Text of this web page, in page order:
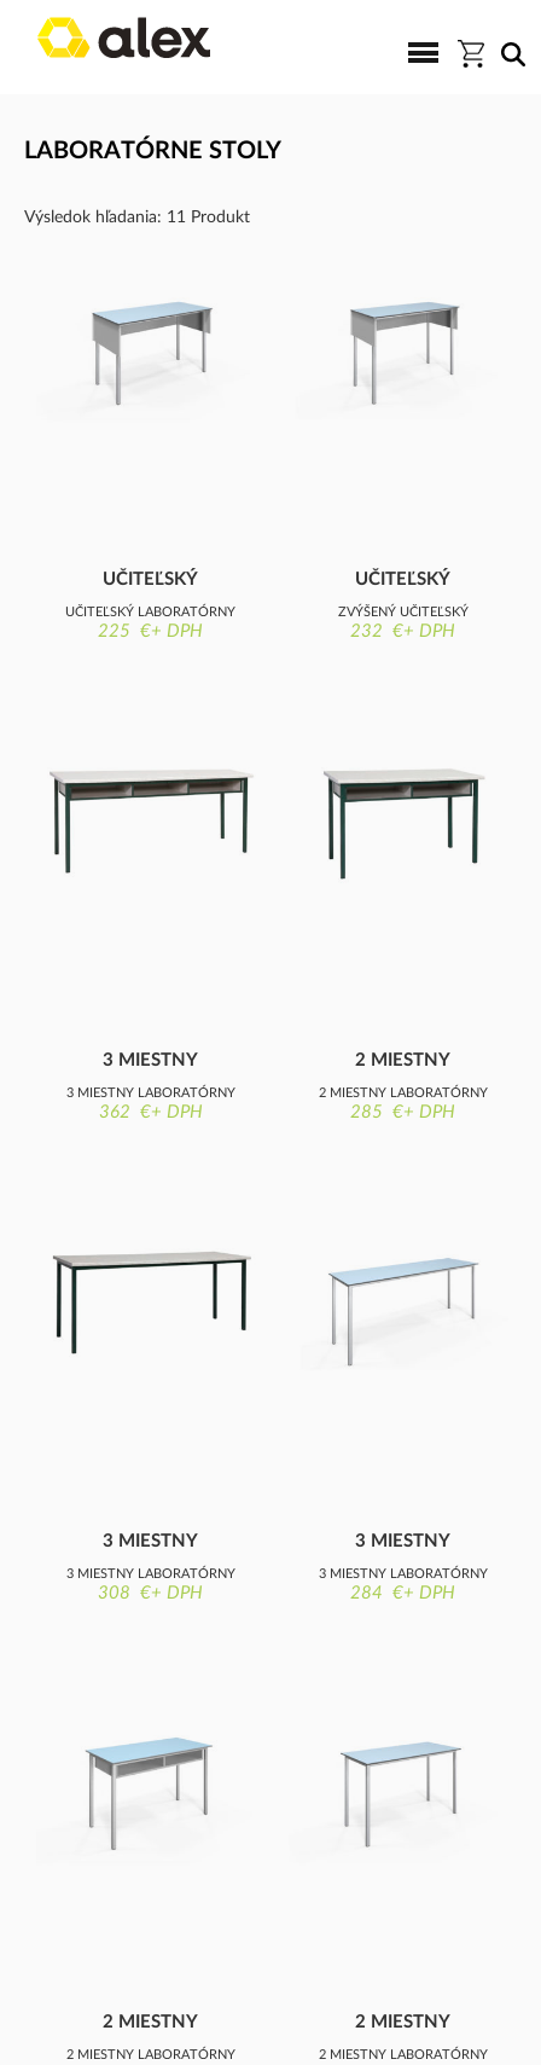
LABORATÓRNE STOLY
Výsledok hľadania: 11 Produkt
UČITEĽSKÝ
LABORATÓRNY
STÔL, HPL DOSKA
UČITEĽSKÝ LABORATÓRNY
STÔL, 28 MM HPL DOSKA
225 €+ DPH
UČITEĽSKÝ
LABORATÓRNY
STÔL
ZVÝŠENÝ UČITEĽSKÝ
LABORATÓRNY STÔL
232 €+ DPH
3 MIESTNY
LABORATÓRNY
STÔL S POLICAMI
3 MIESTNY LABORATÓRNY
STÔL S POLICAMI, 28 MM
362 €+ DPH
2 MIESTNY
LABORATÓRNY
STÔL S POLICAMI
2 MIESTNY LABORATÓRNY
STÔL S POLICAMI, 28 MM
285 €+ DPH
3 MIESTNY
LABORATÓRNY
STÔL
3 MIESTNY LABORATÓRNY
STÔL, 28 MM HPL DOSKA
308 €+ DPH
3 MIESTNY
LABORATÓRNY
STÔL
3 MIESTNY LABORATÓRNY
STÔL
284 €+ DPH
2 MIESTNY
LABORATÓRNY
2 MIESTNY LABORATÓRNY
2 MIESTNY
LABORATÓRNY
2 MIESTNY LABORATÓRNY